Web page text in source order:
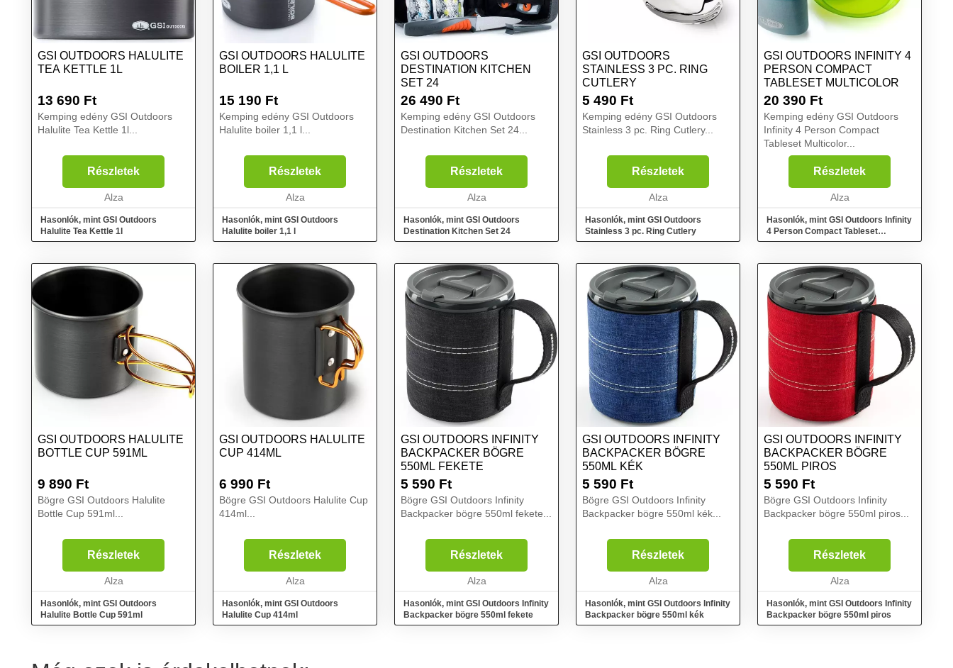
GSI OUTDOORS HALULITE
TEA KETTLE 1L
13 690 Ft
Kemping edény GSI Outdoors
Halulite Tea Kettle 1l...
Részletek
Alza
Hasonlók, mint GSI Outdoors
Halulite Tea Kettle 1l
GSI OUTDOORS HALULITE
BOILER 1,1 L
15 190 Ft
Kemping edény GSI Outdoors
Halulite boiler 1,1 l...
Részletek
Alza
Hasonlók, mint GSI Outdoors
Halulite boiler 1,1 l
GSI OUTDOORS
DESTINATION KITCHEN
SET 24
26 490 Ft
Kemping edény GSI Outdoors
Destination Kitchen Set 24...
Részletek
Alza
Hasonlók, mint GSI Outdoors
Destination Kitchen Set 24
GSI OUTDOORS
STAINLESS 3 PC. RING
CUTLERY
5 490 Ft
Kemping edény GSI Outdoors
Stainless 3 pc. Ring Cutlery...
Részletek
Alza
Hasonlók, mint GSI Outdoors
Stainless 3 pc. Ring Cutlery
GSI OUTDOORS INFINITY 4
PERSON COMPACT
TABLESET MULTICOLOR
20 390 Ft
Kemping edény GSI Outdoors
Infinity 4 Person Compact
Tableset Multicolor...
Részletek
Alza
Hasonlók, mint GSI Outdoors Infinity
4 Person Compact Tableset
Multicolor
GSI OUTDOORS HALULITE
BOTTLE CUP 591ML
9 890 Ft
Bögre GSI Outdoors Halulite
Bottle Cup 591ml...
Részletek
Alza
Hasonlók, mint GSI Outdoors
Halulite Bottle Cup 591ml
GSI OUTDOORS HALULITE
CUP 414ML
6 990 Ft
Bögre GSI Outdoors Halulite Cup
414ml...
Részletek
Alza
Hasonlók, mint GSI Outdoors
Halulite Cup 414ml
GSI OUTDOORS INFINITY
BACKPACKER BÖGRE
550ML FEKETE
5 590 Ft
Bögre GSI Outdoors Infinity
Backpacker bögre 550ml fekete...
Részletek
Alza
Hasonlók, mint GSI Outdoors Infinity
Backpacker bögre 550ml fekete
GSI OUTDOORS INFINITY
BACKPACKER BÖGRE
550ML KÉK
5 590 Ft
Bögre GSI Outdoors Infinity
Backpacker bögre 550ml kék...
Részletek
Alza
Hasonlók, mint GSI Outdoors Infinity
Backpacker bögre 550ml kék
GSI OUTDOORS INFINITY
BACKPACKER BÖGRE
550ML PIROS
5 590 Ft
Bögre GSI Outdoors Infinity
Backpacker bögre 550ml piros...
Részletek
Alza
Hasonlók, mint GSI Outdoors Infinity
Backpacker bögre 550ml piros